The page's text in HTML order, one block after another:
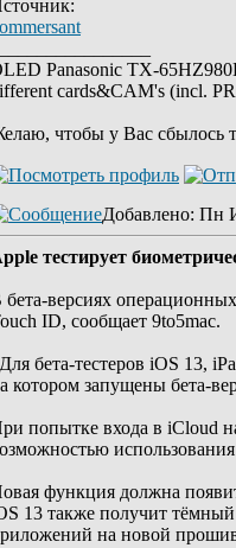
Panasonic TX-
cards&CAM's (incl.
чтобы у Вас сбылось
Добавлено: Пн
тестирует
бета-версиях
ID, сообщает 9to5mac.
бета-тестеров iOS 13,
котором запущены бета-
попытке входа в iCloud
функция должна
13 также получит
на новой